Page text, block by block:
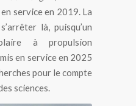
service en 2019. La
là, puisqu’un
à propulsion
en service en 2025
pour le compte
sciences.